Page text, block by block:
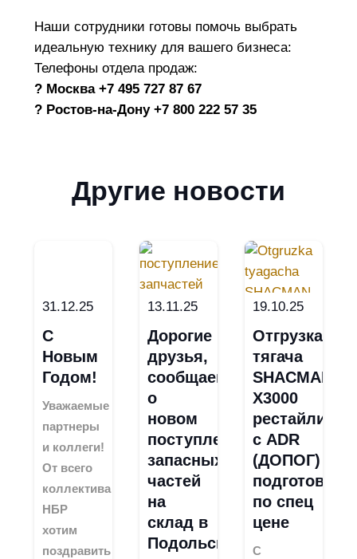
Наши сотрудники готовы помочь выбрать
идеальную технику для вашего бизнеса:
Телефоны отдела продаж:
? Москва +7 495 727 87 67
? Ростов-на-Дону +7 800 222 57 35
Другие новости
31.12.25
С
Новым
Годом!
Уважаемые
партнеры
и коллеги!
От всего
коллектива
НБР
хотим
поздравить
13.11.25
Дорогие
друзья,
сообщаем
о
новом
поступлении
запасных
частей
на
склад в
Подольске!
19.10.25
Отгрузка
тягача
SHACMAN
X3000
рестайлинг
с ADR
(ДОПОГ)
подготовкой
по спец
цене
С